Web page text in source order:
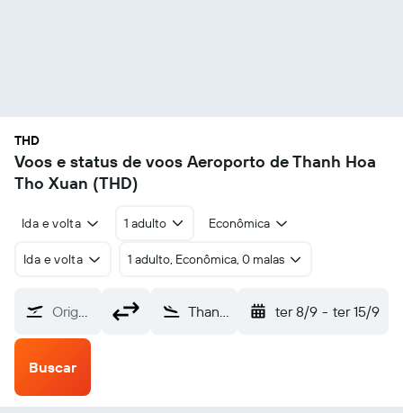
THD
Voos e status de voos Aeroporto de Thanh Hoa
Tho Xuan (THD)
Ida e volta 1 adulto Econômica
Ida e volta 1 adulto, Econômica, 0 malas
Origem Thanh Hoa Tho Xuan (THD) ter 8/9 - ter 15/9
Buscar